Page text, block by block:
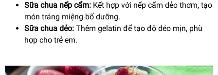
Sữa chua nếp cẩm: Kết hợp với nếp cẩm dẻo thơm, tạo
món tráng miệng bổ dưỡng.
Sữa chua dẻo: Thêm gelatin để tạo độ dẻo mịn, phù
hợp cho trẻ em.